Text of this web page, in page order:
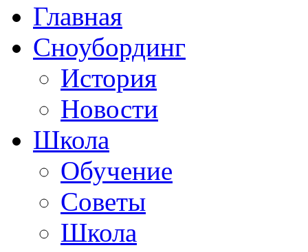
Главная
Сноубординг
История
Новости
Школа
Обучение
Советы
Школа